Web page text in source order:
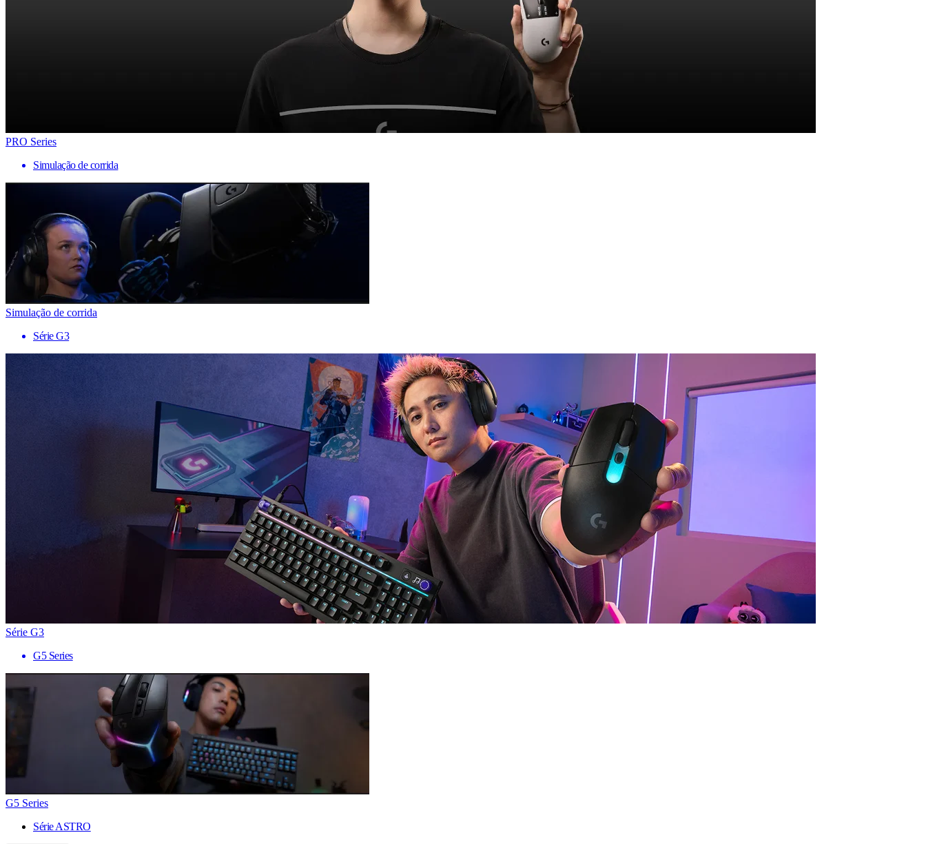
PRO Series
Simulação de corrida
Simulação de corrida
Série G3
Série G3
G5 Series
G5 Series
Série ASTRO